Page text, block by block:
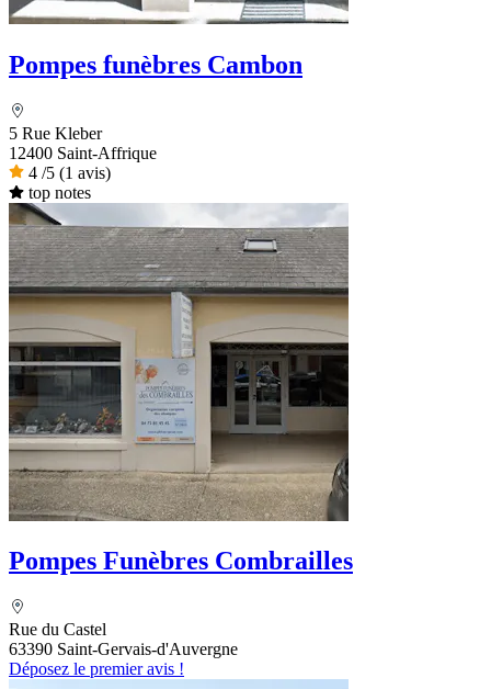
Pompes funèbres Cambon
5 Rue Kleber
12400 Saint-Affrique
4 /5 (1 avis)
top notes
Pompes Funèbres Combrailles
Rue du Castel
63390 Saint-Gervais-d'Auvergne
Déposez le premier avis !